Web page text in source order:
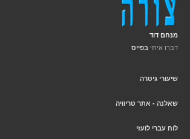
מנחם דוד
דברו איתי בפייס
שיעורי גיטרה
שאלנה - אתר טריוויה
לוח עברי לועזי